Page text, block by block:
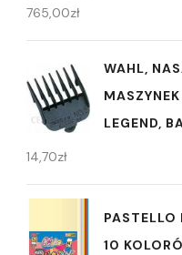
765,00zł
WAHL,
LEGEND,
14,70zł
PASTELLO
10